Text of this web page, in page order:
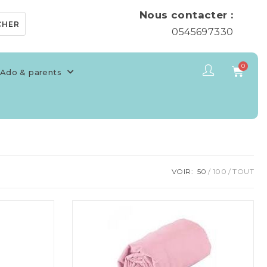
Nous contacter :
0545697330
& parents
VOIR: 50 100 TOUT